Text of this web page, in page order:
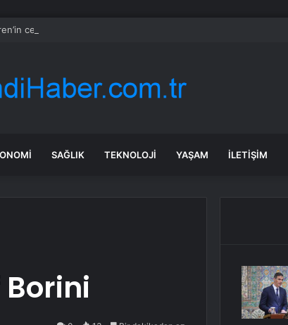
cenazesinde duygusal anlar: Annesi güçlükle ayakta durabildi
SAĞLIK TEKNOLOJI YAŞAM İLETIŞIM